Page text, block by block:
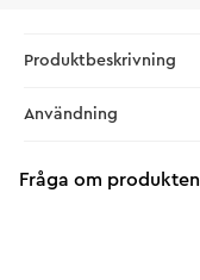
Produktbeskrivning
Användning
Fråga om produkten